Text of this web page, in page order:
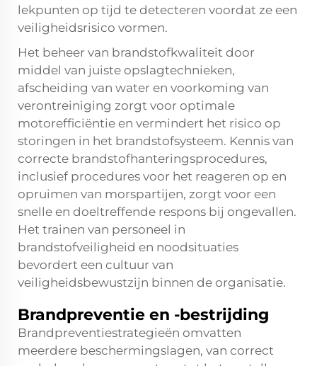
lekpunten op tijd te detecteren voordat ze een
veiligheidsrisico vormen.
Het beheer van brandstofkwaliteit door
middel van juiste opslagtechnieken,
afscheiding van water en voorkoming van
verontreiniging zorgt voor optimale
motorefficiëntie en vermindert het risico op
storingen in het brandstofsysteem. Kennis van
correcte brandstofhanteringsprocedures,
inclusief procedures voor het reageren op en
opruimen van morspartijen, zorgt voor een
snelle en doeltreffende respons bij ongevallen.
Het trainen van personeel in
brandstofveiligheid en noodsituaties
bevordert een cultuur van
veiligheidsbewustzijn binnen de organisatie.
Brandpreventie en -bestrijding
Brandpreventiestrategieën omvatten
meerdere beschermingslagen, van correct